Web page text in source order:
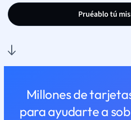
Pruéablo tú
Millones de
para ayudarte a